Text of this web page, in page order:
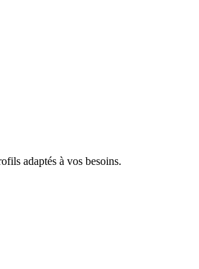
adaptés à vos besoins.